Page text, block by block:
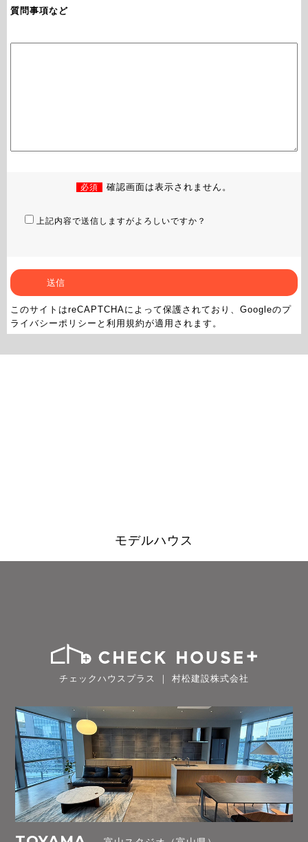
質問事項など
必須 確認画面は表示されません。
上記内容で送信しますがよろしいですか？
このサイトはreCAPTCHAによって保護されており、Googleのプ
ライバシーポリシー と 利用規約が適用されます。
モデルハウス
チェックハウスプラス ｜ 村松建設株式会社